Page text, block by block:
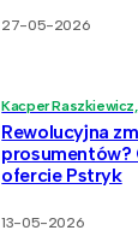
27-05-2026
Kacper
Rewolucyjna
prosumentów?
ofercie Pstryk
13-05-2026